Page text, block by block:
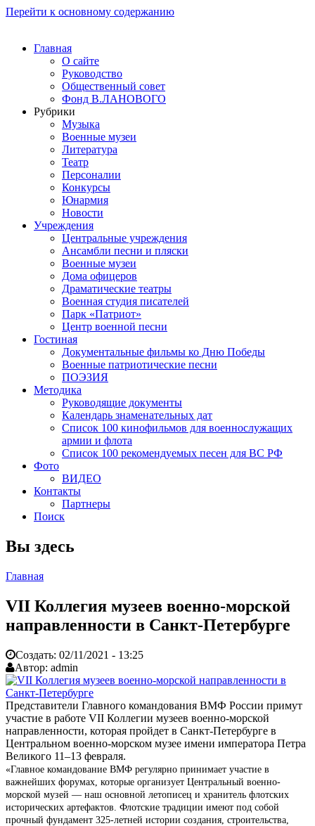
Перейти к основному содержанию
Главная
О сайте
Руководство
Общественный совет
Фонд В.ЛАНОВОГО
Рубрики
Музыка
Военные музеи
Литература
Театр
Персоналии
Конкурсы
Юнармия
Новости
Учреждения
Центральные учреждения
Ансамбли песни и пляски
Военные музеи
Дома офицеров
Драматические театры
Военная студия писателей
Парк «Патриот»
Центр военной песни
Гостиная
Документальные фильмы ко Дню Победы
Военные патриотические песни
ПОЭЗИЯ
Методика
Руководящие документы
Календарь знаменательных дат
Список 100 кинофильмов для военнослужащих
армии и флота
Список 100 рекомендуемых песен для ВС РФ
Фото
ВИДЕО
Контакты
Партнеры
Поиск
Вы здесь
Главная
VII Коллегия музеев военно-морской
направленности в Санкт-Петербурге
Создать: 02/11/2021 - 13:25
Автор: admin
Представители Главного командования ВМФ России примут
участие в работе VII Коллегии музеев военно-морской
направленности, которая пройдет в Санкт-Петербурге в
Центральном военно-морском музее имени императора Петра
Великого 11–13 февраля.
«Главное командование ВМФ регулярно принимает участие в
важнейших форумах, которые организует Центральный военно-
морской музей — наш основной летописец и хранитель флотских
исторических артефактов. Флотские традиции имеют под собой
прочный фундамент 325-летней истории создания, строительства,